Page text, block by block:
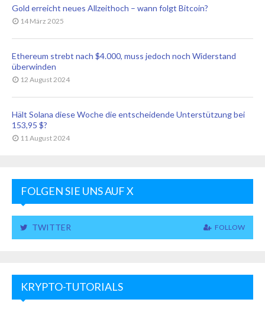
Gold erreicht neues Allzeithoch – wann folgt Bitcoin?
14 März 2025
Ethereum strebt nach $4.000, muss jedoch noch Widerstand
überwinden
12 August 2024
Hält Solana diese Woche die entscheidende Unterstützung bei
153,95 $?
11 August 2024
FOLGEN SIE UNS AUF X
TWITTER FOLLOW
KRYPTO-TUTORIALS